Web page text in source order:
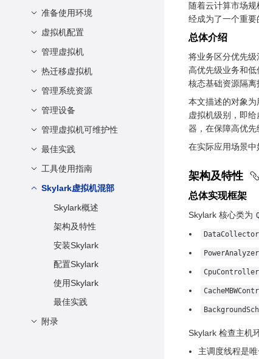
虚拟化架构
虚拟化组件
虚拟化特点
虚拟化优势
openEuler虚拟化
最低硬件要求
安装虚拟化核心组件
准备使用环境
准备虚拟机镜像
准备虚拟机网络
准备引导固件
非root用户配置
虚拟机配置
总体介绍
虚拟机描述
虚拟CPU和虚拟内存
配置虚拟设备
体系架构相关配置
其他常见配置项
XML配置文件示例
管理虚拟机
虚拟机生命周期
在线修改虚拟机配置
查询虚拟机信息
登录虚拟机
虚拟机安全启动
热迁移虚拟机
总体介绍
热迁移操作
管理系统资源
总体说明
管理虚拟CPU
管理虚拟内存
管理设备
配置虚拟机PCIe控制器
管理虚拟磁盘
管理虚拟网卡
配置虚拟串口
管理设备直通
管理虚拟机USB
管理快照
配置磁盘IO悬挂
管理虚拟机可维护性
虚拟机NMI Watchdog
最佳实践
性能最佳实践
安全最佳实践
工具使用指南
简介
vmtop
vmtop使用指南
LibcarePlus
概述
软硬件要求
注意事项和约束
安装 LibcarePlus
Skylark虚拟机混部
Skylark概述
架构及特性
安装Skylark
配置Skylark
使用Skylark
最佳实践
附录
随着云计算市场
经成为了一个重要
总体介绍
将业务区分优先
高优先级业务和
核态基础资源隔离
本文描述的对象
虚拟机级别，即
器，在保障高优先
在实际应用场景
架构及特性
总体实现框架
Skylark 核心类为
DataCollector
PowerAnalyzer
CpuController
Skylark 检查主机
主调度线程是